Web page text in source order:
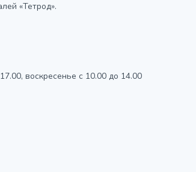
«Тетрод».
воскресенье с 10.00 до 14.00